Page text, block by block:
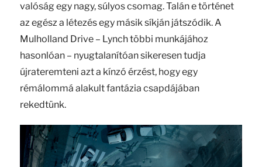
valóság egy nagy, súlyos csomag. Talán e történet
az egész a létezés egy másik síkján játszódik. A
Mulholland Drive – Lynch többi munkájához
hasonlóan – nyugtalanítóan sikeresen tudja
újrateremteni azt a kínzó érzést, hogy egy
rémálommá alakult fantázia csapdájában
rekedtünk.